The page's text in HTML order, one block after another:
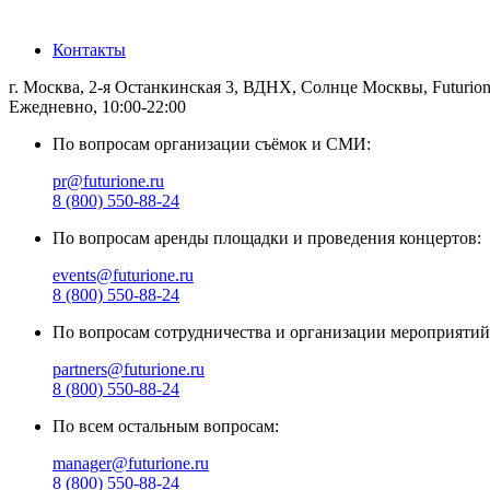
Контакты
г. Москва, 2-я Останкинская 3, ВДНХ, Солнце Москвы,
Ежедневно, 10:00-22:00
По вопросам организации съёмок и СМИ:
pr@futurione.ru
8 (800) 550-88-24
По вопросам аренды площадки и проведения концертов:
events@futurione.ru
8 (800) 550-88-24
По вопросам сотрудничества и организации
partners@futurione.ru
8 (800) 550-88-24
По всем остальным вопросам:
manager@futurione.ru
8 (800) 550-88-24